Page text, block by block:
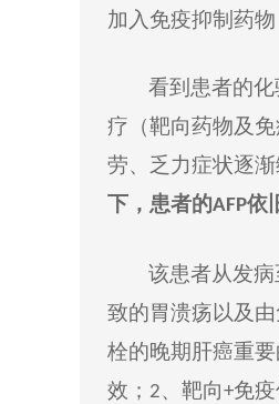
加入免疫抑制药物
看到 患者的
疗（靶向药物及免
劳、乏力症状逐渐
下，患者的AFP依
该患者从发病
致的胃溃疡以及
栓的晚期肝癌重
效； 2、靶向+免